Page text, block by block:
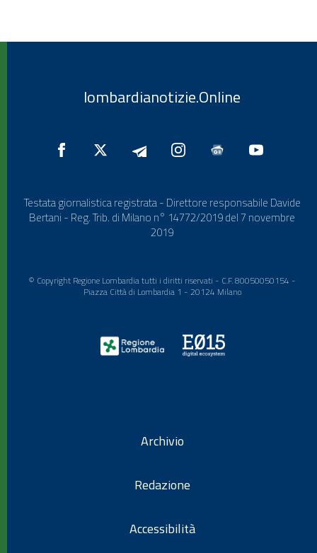
lombardianotizie.Online
Testata giornalistica registrata - Direttore responsabile Davide
Bertani - Reg. Trib. di Milano n° 14772/2019 del 7 novembre
2019
© Copyright Regione Lombardia tutti i diritti riservati - C.F. 80050050154 -
Piazza Città di Lombardia 1 - 20124 Milano
Archivio
Redazione
Accessibilità